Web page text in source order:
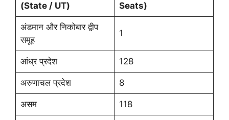
(State / UT)
Seats)
अंडमान और निकोबार द्वीप
समूह
1
आंध्र प्रदेश 128
अरुणाचल प्रदेश 8
असम 118